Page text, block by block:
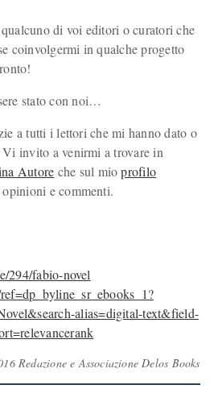
di voi editori o curatori che
coinvolgermi in qualche progetto
stato con noi…
a tutti i lettori che mi hanno dato o
invito a venirmi a trovare in
Autore che sul mioprofilo
e commenti.
294/fabio-novel
alias=digital-text&field-
Redazione e Associazione Delos Books